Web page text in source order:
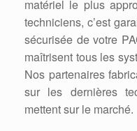
matériel le plus
techniciens, c’est
sécurisée de votre
maîtrisent tous les
Nos partenaires
sur les dernières
mettent sur le marché.